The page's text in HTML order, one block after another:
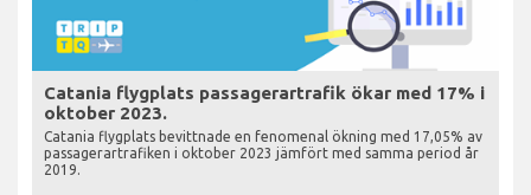
Catania flygplats passagerartrafik ökar med 17% i
oktober 2023.
Catania flygplats bevittnade en fenomenal ökning med 17,05% av
passagerartrafiken i oktober 2023 jämfört med samma period år
2019.